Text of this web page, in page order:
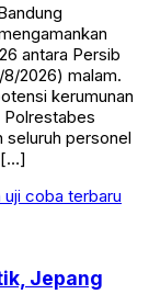
antara Persib
2026) malam.
kerumunan
Polrestabes
seluruh personel
[…]
Jepang